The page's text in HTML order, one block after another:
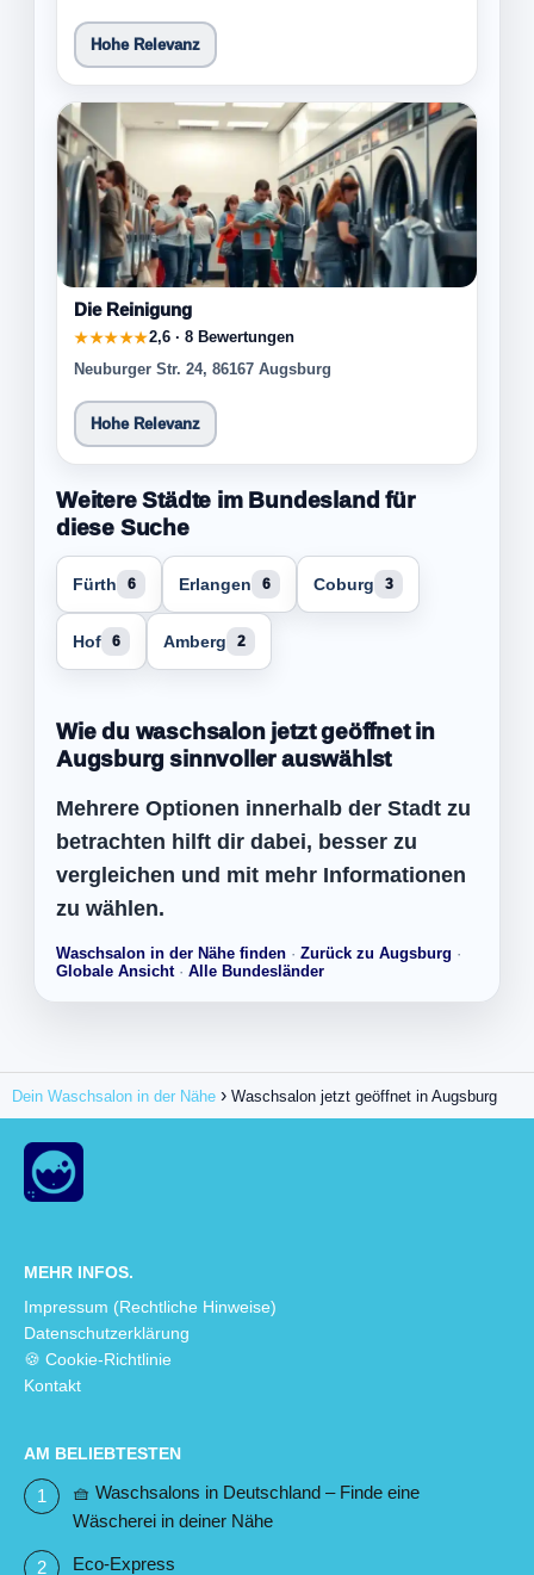
Hohe Relevanz
Die Reinigung
★★★★★2,6 · 8 Bewertungen
Neuburger Str. 24, 86167 Augsburg
Hohe Relevanz
Weitere Städte im Bundesland für
diese Suche
Fürth 6 Erlangen 6 Coburg 3
Hof 6 Amberg 2
Wie du waschsalon jetzt geöffnet in
Augsburg sinnvoller auswählst
Mehrere Optionen innerhalb der Stadt zu
betrachten hilft dir dabei, besser zu
vergleichen und mit mehr Informationen
zu wählen.
Waschsalon in der Nähe finden · Zurück zu Augsburg ·
Globale Ansicht· Alle Bundesländer
Dein Waschsalon in der Nähe Waschsalon jetzt geöffnet in Augsburg
MEHR INFOS.
Impressum (Rechtliche Hinweise)
Datenschutzerklärung
🍪 Cookie-Richtlinie
Kontakt
AM BELIEBTESTEN
🧺 Waschsalons in Deutschland – Finde eine
Wäscherei in deiner Nähe
Eco-Express